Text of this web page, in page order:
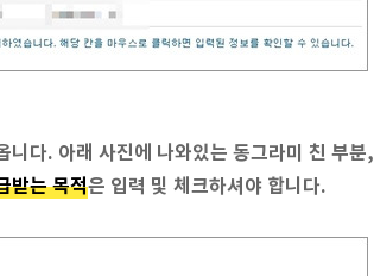
다. 아래 사진에 나와있는 동그라미 친 부분,
받는 목적은 입력 및 체크하셔야 합니다.